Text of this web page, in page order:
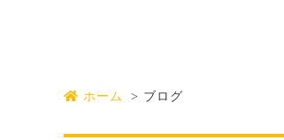
ホーム ブログ